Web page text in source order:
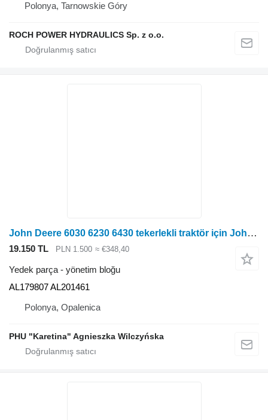
Polonya, Tarnowskie Góry
ROCH POWER HYDRAULICS Sp. z o.o.
John Deere 6030 6230 6430 tekerlekli traktör için John Deere AL179807 yönetim bloğu
19.150 TL PLN 1.500 ≈ €348,40
Yedek parça - yönetim bloğu
AL179807 AL201461
Polonya, Opalenica
PHU "Karetina" Agnieszka Wilczyńska